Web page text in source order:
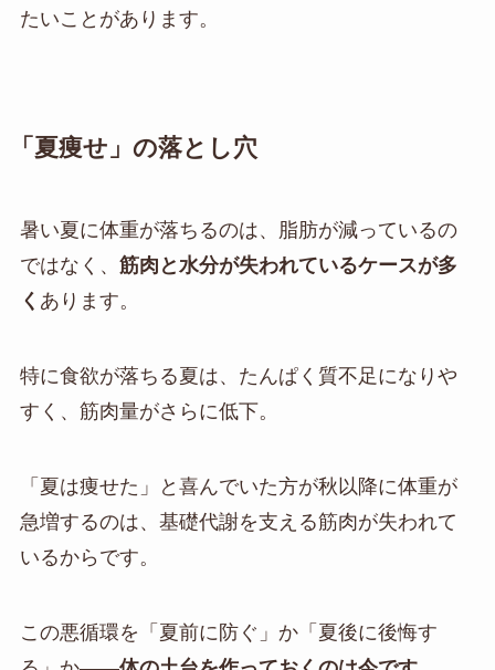
たいことがあります。
「夏痩せ」の落とし穴
暑い夏に体重が落ちるのは、脂肪が減っているの
ではなく、 筋肉と水分が失われているケースが多
く あります。
特に食欲が落ちる夏は、たんぱく質不足になりや
すく、筋肉量がさらに低下。
「夏は痩せた」と喜んでいた方が秋以降に体重が
急増するのは、基礎代謝を支える筋肉が失われて
いるからです。
この悪循環を「夏前に防ぐ」か「夏後に後悔す